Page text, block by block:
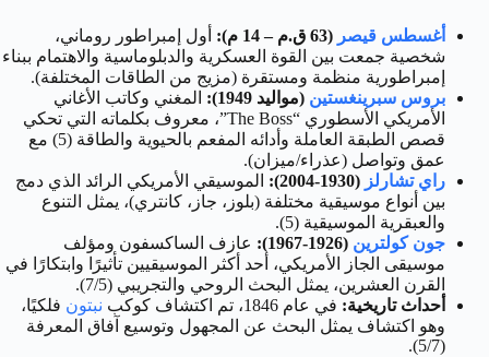
أغسطس قيصر (63 ق.م – 14 م):
أول إمبراطور روماني،
شخصية جمعت بين القوة العسكرية والدبلوماسية والاهتمام ببناء
إمبراطورية منظمة ومستقرة (مزيج من الطاقات المختلفة).
بروس سبرينغستين (مواليد 1949):
المغني وكاتب الأغاني
الأمريكي الأسطوري “The Boss”، معروف بكلماته التي تحكي
قصص الطبقة العاملة وأدائه المفعم بالحيوية والطاقة (5) مع
عمق وتواصل (عذراء/ميزان).
راي تشارلز (1930-2004):
الموسيقي الأمريكي الرائد الذي دمج
بين أنواع موسيقية مختلفة (بلوز، جاز، كانتري)، يمثل التنوع
والعبقرية الموسيقية (5).
جون كولترين (1926-1967):
عازف الساكسفون ومؤلف
موسيقى الجاز الأمريكي، أحد أكثر الموسيقيين تأثيرًا وابتكارًا في
القرن العشرين، يمثل البحث الروحي والتجريبي (7/5).
أحداث تاريخية: في عام 1846، تم اكتشاف كوكب نبتون فلكيًا،
وهو اكتشاف يمثل البحث عن المجهول وتوسيع آفاق المعرفة
(5/7).